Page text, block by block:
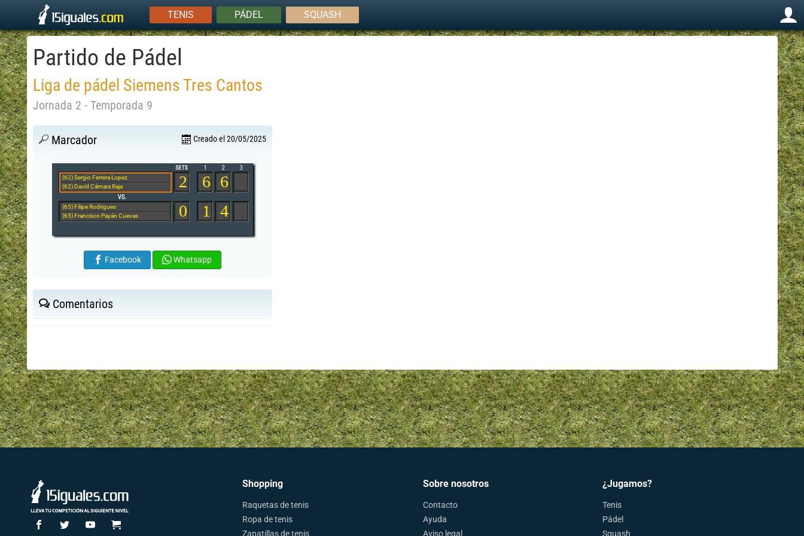
TENIS PÁDEL SQUASH
Partido de Pádel
Liga de pádel Siemens Tres Cantos
Jornada 2 - Temporada 9
Marcador Creado el 20/05/2025
(62) Sergio Ferrera Lopez
(62) David Cámara Raja
(65) Filipe Rodrigues
(65) Francisco Payán Cuevas
2
0
6 6
1
4
Facebook Whatsapp
Comentarios
Shopping
Raquetas de tenis
Ropa de tenis
Zapatillas de tenis
Sobre nosotros
Contacto
Ayuda
Aviso legal
¿Jugamos?
Tenis
Pádel
Squash